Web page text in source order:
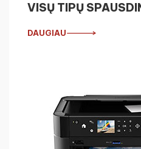
VISŲ TIPŲ
DAUGIAU